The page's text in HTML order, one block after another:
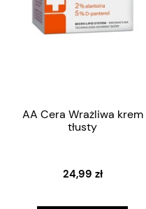
AA Cera Wrażliwa krem
tłusty
24,99 zł